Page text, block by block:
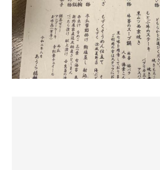
なるほど乾燥していたので、も
く良さそうなサウナでした。
水風呂は水中に汚れが見えてし
しても気になっちゃいますね…
おそらく利用タイミングでブレ